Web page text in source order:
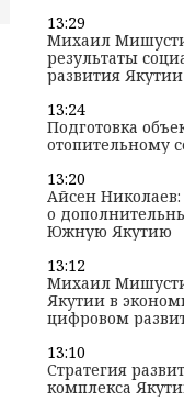
13:29
Михаил
результаты
развития Якутии
13:24
Подготовка
отопительному
13:20
Айсен
о
Южную Якутию
13:12
Михаил
Якутии в
цифровом
13:10
Стратегия
комплекса